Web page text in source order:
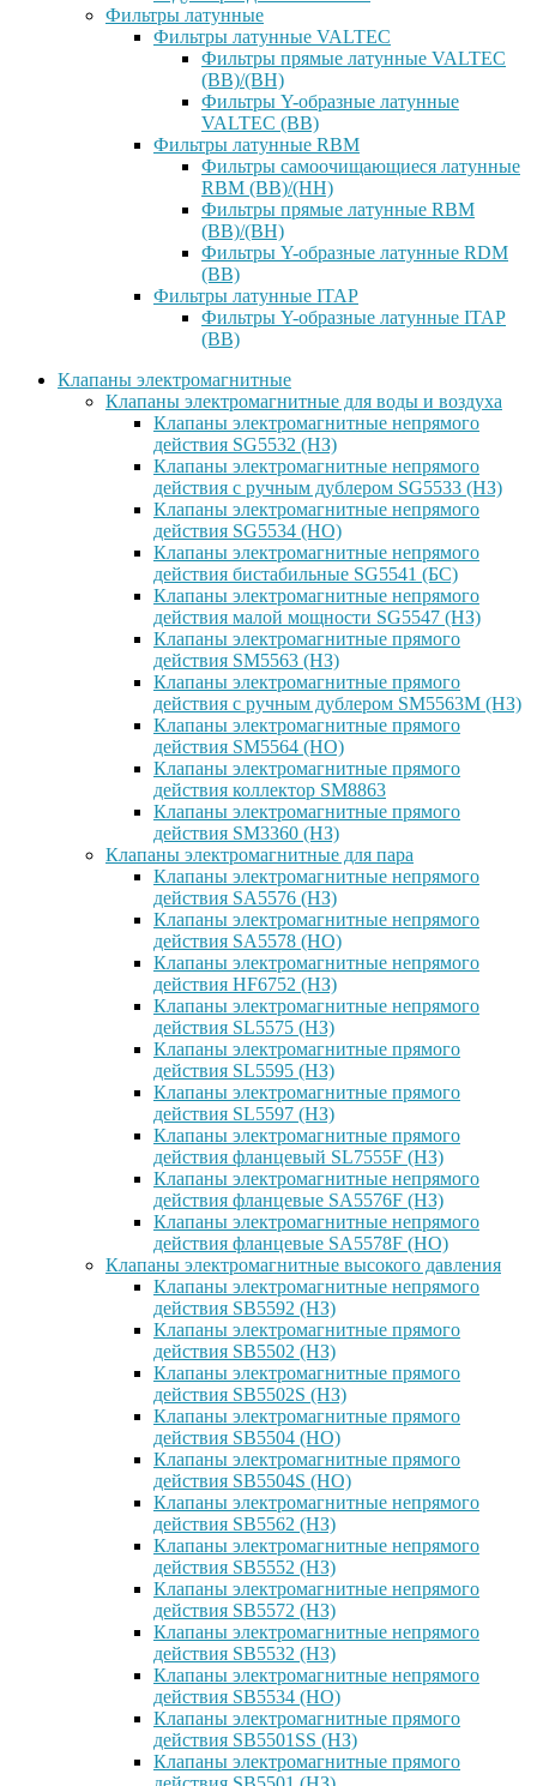
Фильтры латунные
Фильтры латунные VALTEC
Фильтры прямые латунные VALTEC
(ВВ)/(ВН)
Фильтры Y-образные латунные
VALTEC (ВВ)
Фильтры латунные RBM
Фильтры самоочищающиеся латунные
RBM (ВВ)/(НН)
Фильтры прямые латунные RBM
(ВВ)/(ВН)
Фильтры Y-образные латунные RDM
(ВВ)
Фильтры латунные ITAP
Фильтры Y-образные латунные ITAP
(ВВ)
Клапаны электромагнитные
Клапаны электромагнитные для воды и воздуха
Клапаны электромагнитные непрямого
действия SG5532 (НЗ)
Клапаны электромагнитные непрямого
действия с ручным дублером SG5533 (НЗ)
Клапаны электромагнитные непрямого
действия SG5534 (НО)
Клапаны электромагнитные непрямого
действия бистабильные SG5541 (БС)
Клапаны электромагнитные непрямого
действия малой мощности SG5547 (НЗ)
Клапаны электромагнитные прямого
действия SM5563 (НЗ)
Клапаны электромагнитные прямого
действия с ручным дублером SM5563M (НЗ)
Клапаны электромагнитные прямого
действия SM5564 (НО)
Клапаны электромагнитные прямого
дейcтвия коллектор SM8863
Клапаны электромагнитные прямого
действия SM3360 (НЗ)
Клапаны электромагнитные для пара
Клапаны электромагнитные непрямого
действия SA5576 (НЗ)
Клапаны электромагнитные непрямого
действия SA5578 (НО)
Клапаны электромагнитные непрямого
действия HF6752 (НЗ)
Клапаны электромагнитные непрямого
действия SL5575 (НЗ)
Клапаны электромагнитные прямого
действия SL5595 (НЗ)
Клапаны электромагнитные прямого
действия SL5597 (НЗ)
Клапаны электромагнитные прямого
действия фланцевый SL7555F (НЗ)
Клапаны электромагнитные непрямого
действия фланцевые SA5576F (НЗ)
Клапаны электромагнитные непрямого
действия фланцевые SA5578F (НО)
Клапаны электромагнитные высокого давления
Клапаны электромагнитные непрямого
действия SB5592 (НЗ)
Клапаны электромагнитные прямого
действия SB5502 (НЗ)
Клапаны электромагнитные прямого
действия SB5502S (НЗ)
Клапаны электромагнитные прямого
действия SB5504 (НО)
Клапаны электромагнитные прямого
действия SB5504S (НО)
Клапаны электромагнитные непрямого
действия SB5562 (НЗ)
Клапаны электромагнитные непрямого
действия SB5552 (НЗ)
Клапаны электромагнитные непрямого
действия SB5572 (НЗ)
Клапаны электромагнитные непрямого
действия SB5532 (НЗ)
Клапаны электромагнитные непрямого
действия SB5534 (НО)
Клапаны электромагнитные прямого
действия SB5501SS (НЗ)
Клапаны электромагнитные прямого